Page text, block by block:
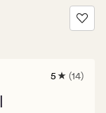
14
5 (14)